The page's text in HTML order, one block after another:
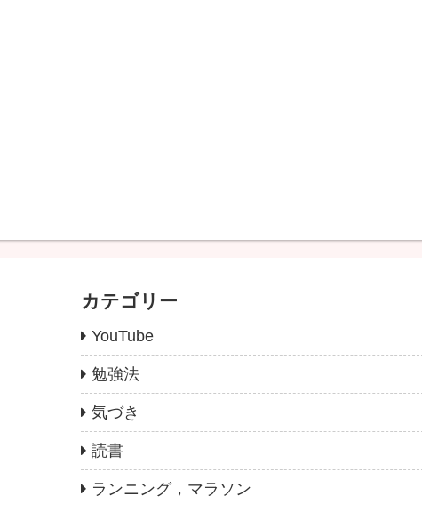
カテゴリー
YouTube
勉強法
気づき
読書
ランニング，マラソン